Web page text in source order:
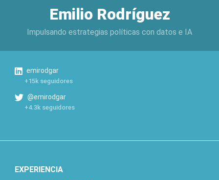
Emilio Rodríguez
Impulsando estrategias políticas con datos e IA
emirodgar
+15k seguidores
@emirodgar
+4.3k seguidores
EXPERIENCIA